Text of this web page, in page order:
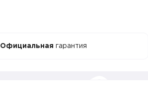
Официальная гарантия